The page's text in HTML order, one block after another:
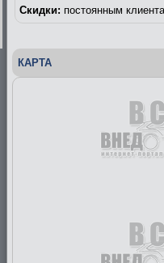
Скидки: постоянным
КАРТА